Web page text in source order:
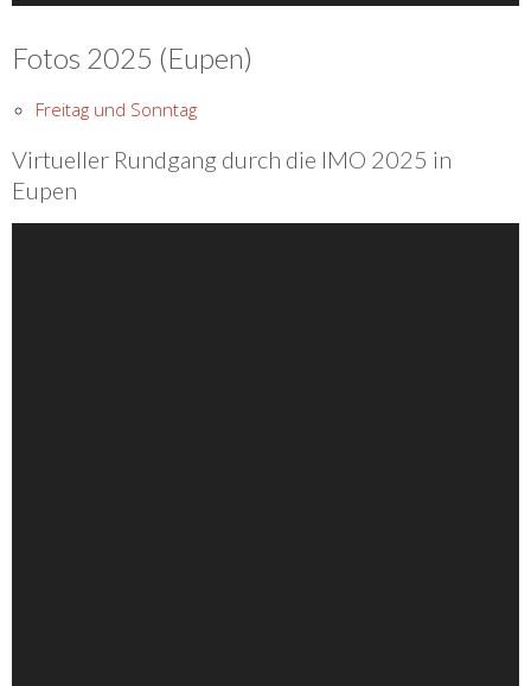
Fotos 2025 (Eupen)
Freitag und Sonntag
Virtueller Rundgang durch die IMO 2025 in
Eupen